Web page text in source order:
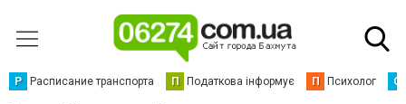
Р Расписание транспорта П Податкова інформує П Психолог С